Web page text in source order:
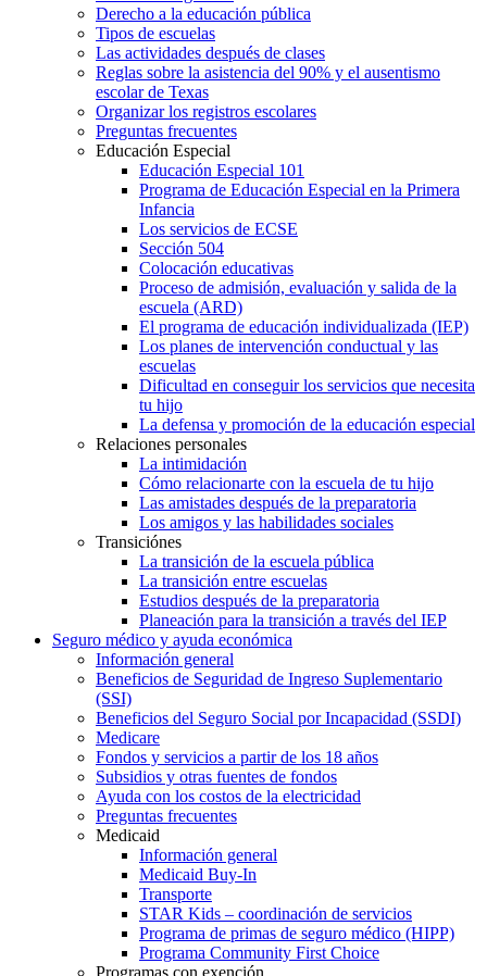
Derecho a la educación pública
Tipos de escuelas
Las actividades después de clases
Reglas sobre la asistencia del 90% y el ausentismo
escolar de Texas
Organizar los registros escolares
Preguntas frecuentes
Educación Especial
Educación Especial 101
Programa de Educación Especial en la Primera
Infancia
Los servicios de ECSE
Sección 504
Colocación educativas
Proceso de admisión, evaluación y salida de la
escuela (ARD)
El programa de educación individualizada (IEP)
Los planes de intervención conductual y las
escuelas
Dificultad en conseguir los servicios que necesita
tu hijo
La defensa y promoción de la educación especial
Relaciones personales
La intimidación
Cómo relacionarte con la escuela de tu hijo
Las amistades después de la preparatoria
Los amigos y las habilidades sociales
Transiciónes
La transición de la escuela pública
La transición entre escuelas
Estudios después de la preparatoria
Planeación para la transición a través del IEP
Seguro médico y ayuda económica
Información general
Beneficios de Seguridad de Ingreso Suplementario
(SSI)
Beneficios del Seguro Social por Incapacidad (SSDI)
Medicare
Fondos y servicios a partir de los 18 años
Subsidios y otras fuentes de fondos
Ayuda con los costos de la electricidad
Preguntas frecuentes
Medicaid
Información general
Medicaid Buy-In
Transporte
STAR Kids – coordinación de servicios
Programa de primas de seguro médico (HIPP)
Programa Community First Choice
Programas con exención